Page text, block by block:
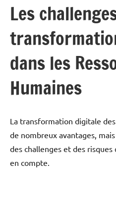
Les
dans les
Humaines
La transformation digitale
de nombreux avantages,
des challenges et des
en compte.